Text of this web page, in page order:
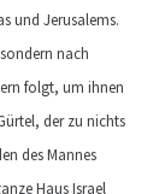
und Jerusalems.
nach
folgt, um ihnen
der zu nichts
des Mannes
Haus Israel